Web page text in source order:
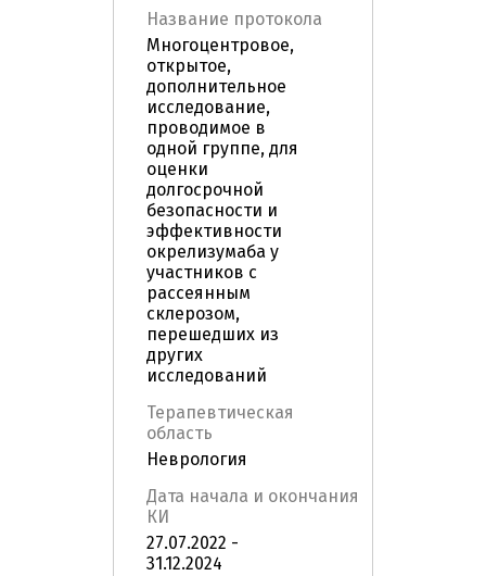
Название протокола
Многоцентровое,
открытое,
дополнительное
исследование,
проводимое в
одной группе, для
оценки
долгосрочной
безопасности и
эффективности
окрелизумаба у
участников с
рассеянным
склерозом,
перешедших из
других
исследований
Терапевтическая
область
Неврология
Дата начала и окончания
КИ
27.07.2022 -
31.12.2024